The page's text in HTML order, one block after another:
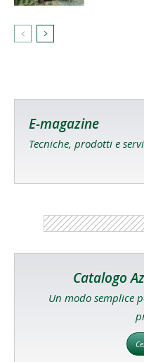
E-magazine
Tecniche, prodotti e
Catalogo
Un modo semplice